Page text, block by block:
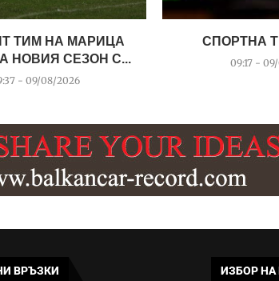
ТИМ НА МАРИЦА
НОВИЯ СЕЗОН С...
- 09/08/2026
СПОРТНА
09:17 -
ВРЪЗКИ ИЗБОР НА